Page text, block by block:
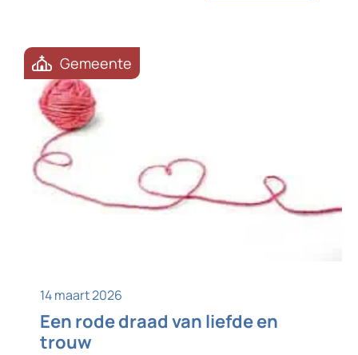
om samenwerking; met […]
Gemeente
14 maart 2026
Een rode draad van liefde en
trouw